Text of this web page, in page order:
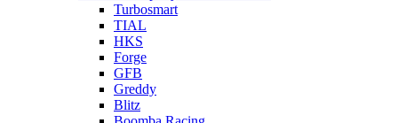
Turbosmart
TIAL
HKS
Forge
GFB
Greddy
Blitz